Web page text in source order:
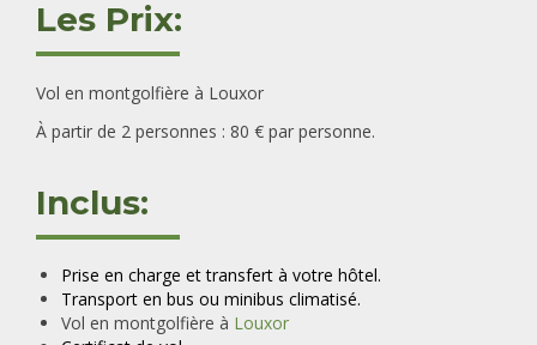
Les Prix:
Vol en montgolfière à Louxor
À partir de 2 personnes : 80 € par personne.
Inclus:
Prise en charge et transfert à votre hôtel.
Transport en bus ou minibus climatisé.
Vol en montgolfière à Louxor